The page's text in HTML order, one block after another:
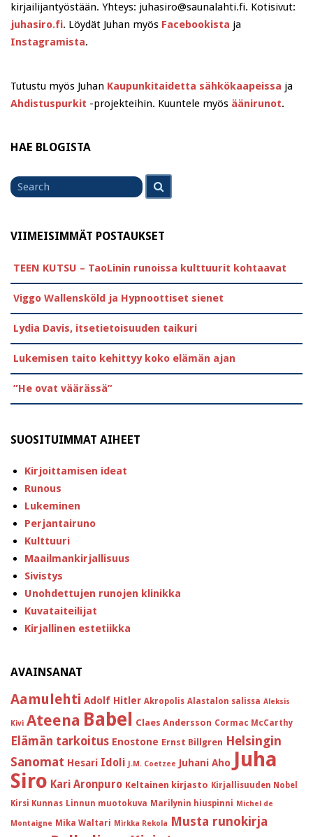
kirjailijantyöstään. Yhteys: juhasiro@saunalahti.fi. Kotisivut:
juhasiro.fi. Löydät Juhan myös Facebookista ja
Instagramista.
Tutustu myös Juhan Kaupunkitaidetta sähkökaapeissa ja
Ahdistuspurkit -projekteihin. Kuuntele myös äänirunot.
HAE BLOGISTA
Search
for
VIIMEISIMMÄT POSTAUKSET
TEEN KUTSU – TaoLinin runoissa kulttuurit kohtaavat
Viggo Wallensköld ja Hypnoottiset sienet
Lydia Davis, itsetietoisuuden taikuri
Lukemisen taito kehittyy koko elämän ajan
”He ovat väärässä”
SUOSITUIMMAT AIHEET
Kirjoittamisen ideat
Runous
Lukeminen
Perjantairuno
Kulttuuri
Maailmankirjallisuus
Sivistys
Unohdettujen runojen klinikka
Kuvataiteilijat
Kirjallinen estetiikka
AVAINSANAT
Aamulehti Adolf Hitler Akropolis Alastalon salissa Aleksis
Kivi Ateena Babel Claes Andersson Cormac McCarthy
Elämän tarkoitus Enostone Ernst Billgren Helsingin
Sanomat Hesari Idoli J.M. Coetzee Juhani Aho Juha
Siro Kari Aronpuro Keltainen kirjasto Kirjallisuuden Nobel
Kirsi Kunnas Linnun muotokuva Marilynin hiuspinni Michel de
Montaigne Mika Waltari Mirkka Rekola Musta runokirja